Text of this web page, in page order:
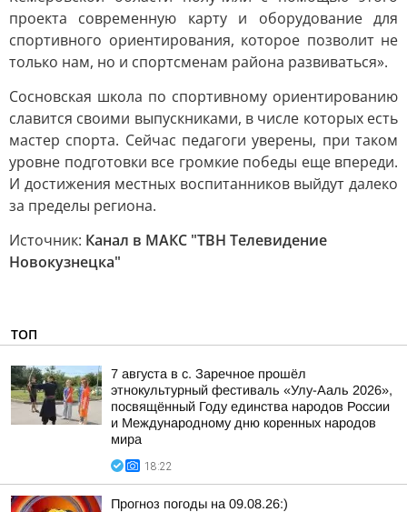
проекта современную карту и оборудование для
спортивного ориентирования, которое позволит не
только нам, но и спортсменам района развиваться».
Сосновская школа по спортивному ориентированию
славится своими выпускниками, в числе которых есть
мастер спорта. Сейчас педагоги уверены, при таком
уровне подготовки все громкие победы еще впереди.
И достижения местных воспитанников выйдут далеко
за пределы региона.
Источник: Канал в МАКС "ТВН Телевидение
Новокузнецка"
ТОП
7 августа в с. Заречное прошёл
этнокультурный фестиваль «Улу-Ааль 2026»,
посвящённый Году единства народов России
и Международному дню коренных народов
мира
18:22
Прогноз погоды на 09.08.26:)